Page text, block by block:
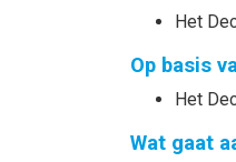
Het
Op basis
Het
Wat gaat